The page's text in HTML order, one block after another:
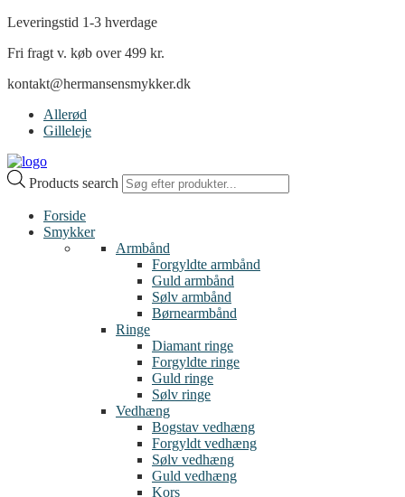
Leveringstid 1-3 hverdage
Fri fragt v. køb over 499 kr.
kontakt@hermansensmykker.dk
Allerød
Gilleleje
Products search
Forside
Smykker
Armbånd
Forgyldte armbånd
Guld armbånd
Sølv armbånd
Børnearmbånd
Ringe
Diamant ringe
Forgyldte ringe
Guld ringe
Sølv ringe
Vedhæng
Bogstav vedhæng
Forgyldt vedhæng
Sølv vedhæng
Guld vedhæng
Kors